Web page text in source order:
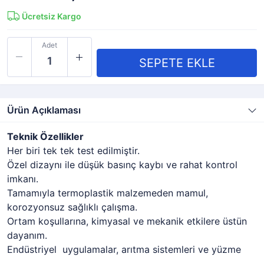
Ücretsiz Kargo
Adet
Ürün Açıklaması
Teknik Özellikler
Her biri tek tek test edilmiştir.
Özel dizaynı ile düşük basınç kaybı ve rahat kontrol
imkanı.
Tamamıyla termoplastik malzemeden mamul,
korozyonsuz sağlıklı çalışma.
Ortam koşullarına, kimyasal ve mekanik etkilere üstün
dayanım.
Endüstriyel uygulamalar, arıtma sistemleri ve yüzme